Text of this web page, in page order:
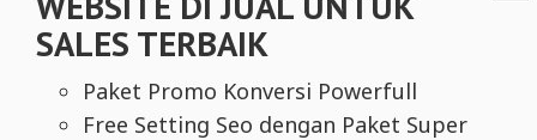
SALES TERBAIK
Paket Promo Konversi Powerfull
Free Setting Seo dengan Paket Super